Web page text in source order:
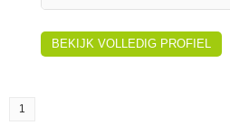
BEKIJK VOLLEDIG PROFIEL
1